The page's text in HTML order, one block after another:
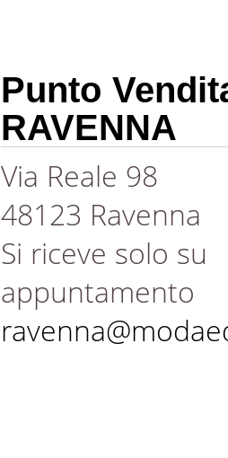
Punto
RAVENNA
Via Reale 98
48123 Ravenna
Si riceve solo su
appuntamento